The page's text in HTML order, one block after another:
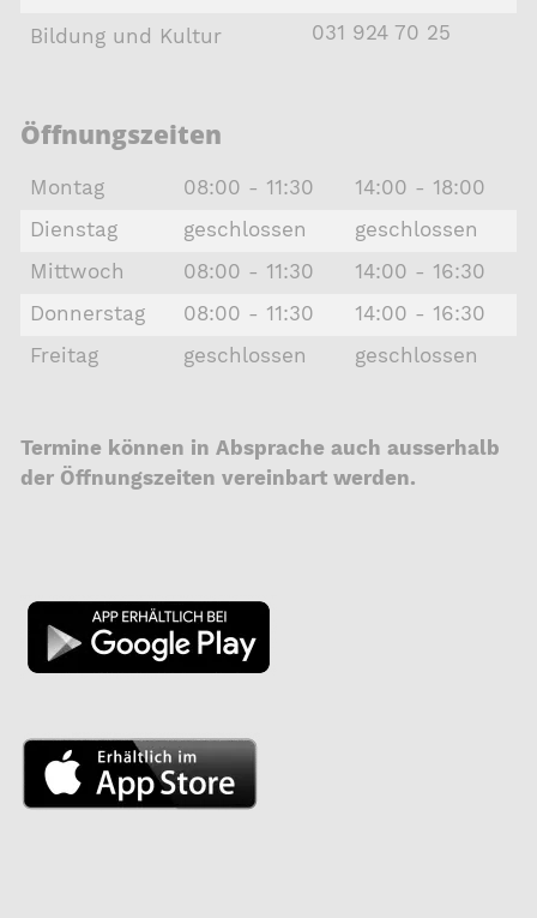
Bildung und Kultur 031 924 70 25
Öffnungszeiten
Montag 08:00 - 11:30
14:00 - 18:00
Dienstag
geschlossen
geschlossen
Mittwoch
08:00 - 11:30
14:00 - 16:30
Donnerstag
08:00 - 11:30
14:00 - 16:30
Freitag
geschlossen geschlossen
Termine können in Absprache auch ausserhalb
der Öffnungszeiten vereinbart werden.